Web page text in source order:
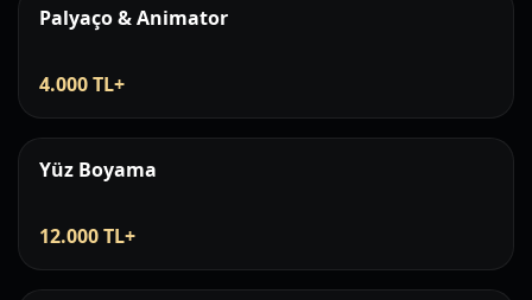
Palyaço & Animator
4.000 TL+
Yüz Boyama
12.000 TL+